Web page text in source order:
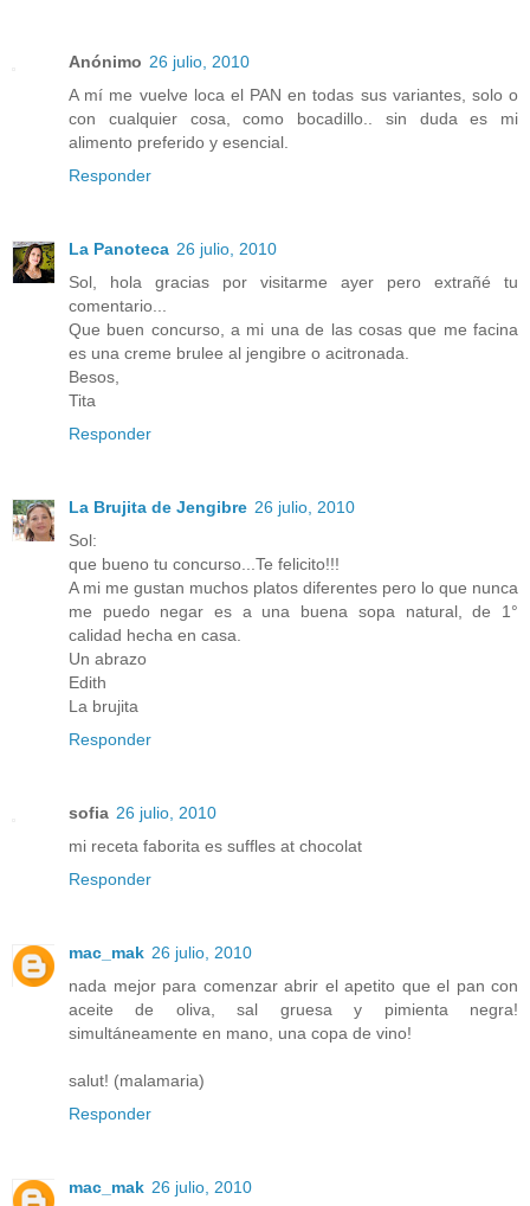
Anónimo 26 julio, 2010
A mí me vuelve loca el PAN en todas sus variantes, solo o
con cualquier cosa, como bocadillo.. sin duda es mi
alimento preferido y esencial.
Responder
La Panoteca 26 julio, 2010
Sol, hola gracias por visitarme ayer pero extrañé tu
comentario...
Que buen concurso, a mi una de las cosas que me facina
es una creme brulee al jengibre o acitronada.
Besos,
Tita
Responder
La Brujita de Jengibre 26 julio, 2010
Sol:
que bueno tu concurso...Te felicito!!!
A mi me gustan muchos platos diferentes pero lo que nunca
me puedo negar es a una buena sopa natural, de 1°
calidad hecha en casa.
Un abrazo
Edith
La brujita
Responder
sofia 26 julio, 2010
mi receta faborita es suffles at chocolat
Responder
mac_mak 26 julio, 2010
nada mejor para comenzar abrir el apetito que el pan con
aceite de oliva, sal gruesa y pimienta negra!
simultáneamente en mano, una copa de vino!
salut! (malamaria)
Responder
mac_mak 26 julio, 2010